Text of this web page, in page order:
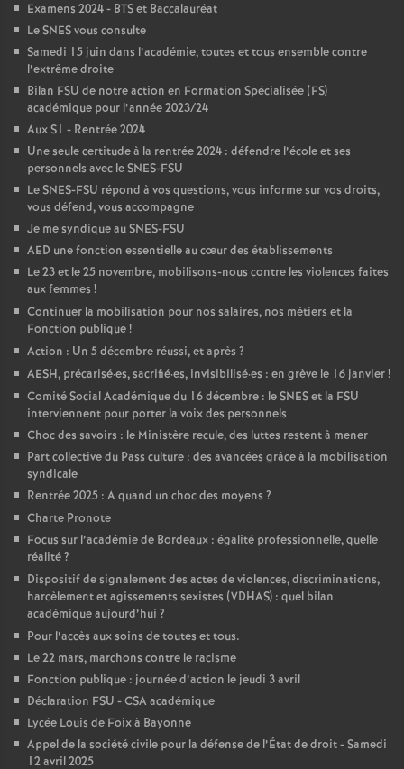
O
r
l
é
n
s
T
o
u
s
Examens 2024 - BTS et Baccalauréat
Le SNES vous consulte
Samedi 15 juin dans l’académie, toutes et tous ensemble contre
l’extrême droite
Bilan FSU de notre action en Formation Spécialisée (FS)
académique pour l’année 2023/24
Aux S1 - Rentrée 2024
Une seule certitude à la rentrée 2024 : défendre l’école et ses
personnels avec le SNES-FSU
Le SNES-FSU répond à vos questions, vous informe sur vos droits,
vous défend, vous accompagne
Je me syndique au SNES-FSU
AED une fonction essentielle au cœur des établissements
Le 23 et le 25 novembre, mobilisons-nous contre les violences faites
aux femmes !
Continuer la mobilisation pour nos salaires, nos métiers et la
Fonction publique!
Action : Un 5 décembre réussi, et après ?
AESH, précarisé·es, sacrifié·es, invisibilisé·es : en grève le 16 janvier!
Comité Social Académique du 16 décembre : le SNES et la FSU
interviennent pour porter la voix des personnels
Choc des savoirs : le Ministère recule, des luttes restent à mener
Part collective du Pass culture : des avancées grâce à la mobilisation
syndicale
Rentrée 2025 : A quand un choc des moyens ?
Charte Pronote
Focus sur l’académie de Bordeaux : égalité professionnelle, quelle
réalité?
Dispositif de signalement des actes de violences, discriminations,
harcèlement et agissements sexistes (VDHAS) : quel bilan
académique aujourd’hui ?
Pour l’accès aux soins de toutes et tous.
Le 22 mars, marchons contre le racisme
Fonction publique : journée d’action le jeudi 3 avril
Déclaration FSU - CSA académique
Lycée Louis de Foix à Bayonne
Appel de la société civile pour la défense de l’État de droit - Samedi
12 avril 2025